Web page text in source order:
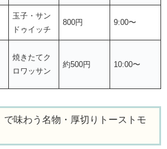
玉子・サン
ドゥイッチ
800円 9:00〜
焼きたてク
ロワッサン
約500円 10:00〜
で味わう名物・厚切りトーストモ